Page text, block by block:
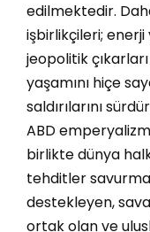
edilmektedir.
işbirlikçileri;
jeopolitik
yaşamını hiçe
saldırılarını
​ABD
birlikte dünya
tehditler
destekleyen,
ortak olan ve